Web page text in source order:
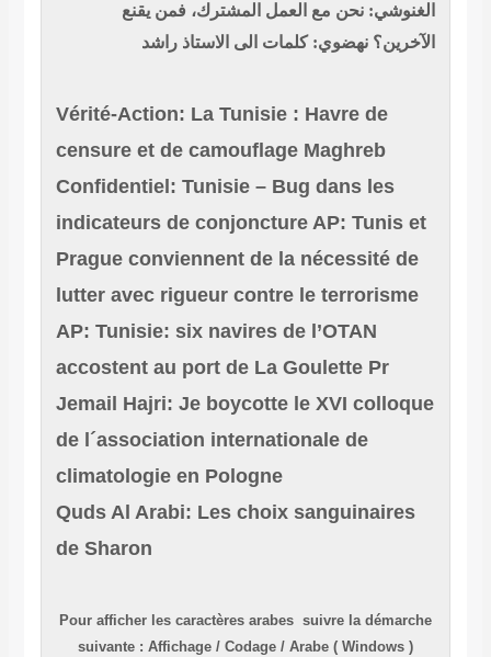
الغنوشي: نحن مع العمل المشترك، فمن يقنع
الآخرين؟ نهضوي: كلمات الى الاستاذ راشد
Vérité-Action: La Tunisie : Havre de
censure et de camouflage Maghreb
Confidentiel: Tunisie – Bug dans les
indicateurs de conjoncture AP: Tunis et
Prague conviennent de la nécessité de
lutter avec rigueur contre le terrorisme
AP: Tunisie: six navires de l’OTAN
accostent au port de La Goulette Pr
Jemail Hajri: Je boycotte le XVI colloque
de l´association internationale de
climatologie en Pologne
Quds Al Arabi: Les choix sanguinaires
de Sharon
Pour afficher les caractèresarabes suivre la démarche
suivante : Affichage /Codage /Arabe ( Windows )